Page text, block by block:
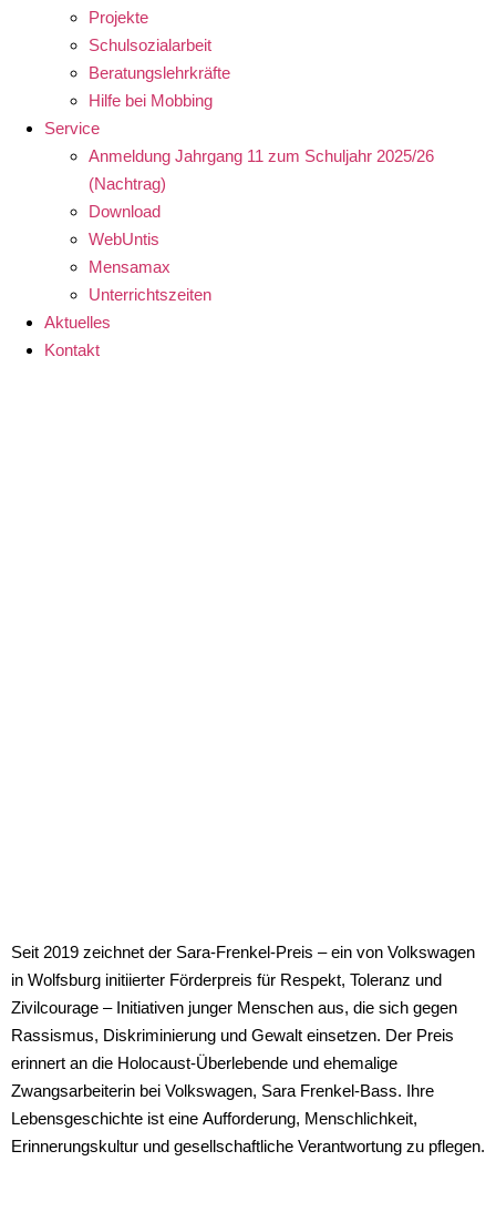
Projekte
Schulsozialarbeit
Beratungslehrkräfte
Hilfe bei Mobbing
Service
Anmeldung Jahrgang 11 zum Schuljahr 2025/26
(Nachtrag)
Download
WebUntis
Mensamax
Unterrichtszeiten
Aktuelles
Kontakt
Seit 2019 zeichnet der Sara-Frenkel-Preis – ein von Volkswagen
in Wolfsburg initiierter Förderpreis für Respekt, Toleranz und
Zivilcourage – Initiativen junger Menschen aus, die sich gegen
Rassismus, Diskriminierung und Gewalt einsetzen. Der Preis
erinnert an die Holocaust-Überlebende und ehemalige
Zwangsarbeiterin bei Volkswagen, Sara Frenkel-Bass. Ihre
Lebensgeschichte ist eine Aufforderung, Menschlichkeit,
Erinnerungskultur und gesellschaftliche Verantwortung zu pflegen.